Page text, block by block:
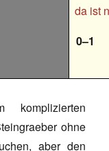
da ist
0–1
ohne
aber den